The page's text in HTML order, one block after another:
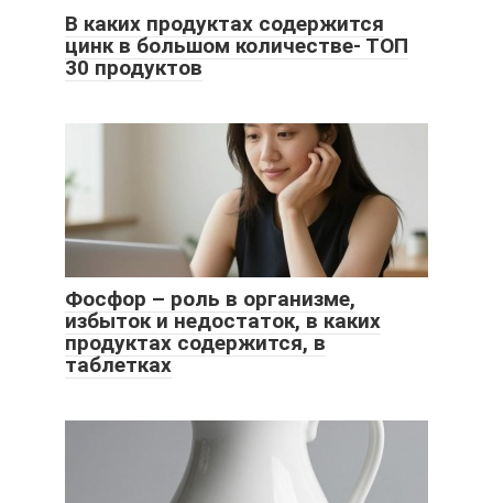
В каких продуктах содержится
цинк в большом количестве- ТОП
30 продуктов
Фосфор – роль в организме,
избыток и недостаток, в каких
продуктах содержится, в
таблетках